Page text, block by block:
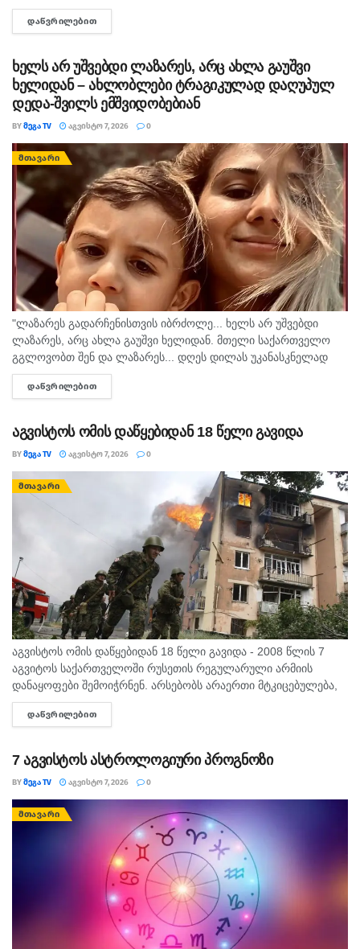
პირობებში მომხდარ მკვლელობებს, გატაცებებსა და სხვა
სახის ძალადობა, - ამ განცხადებით აშშ-ს საელჩო
ᲓᲐᲬᲕᲠᲘᲚᲔᲑᲘᲗ
ხელს არ უშვებდი ლაზარეს, არც ახლა გაუშვი
ხელიდან – ახლობლები ტრაგიკულად დაღუპულ
დედა-შვილს ემშვიდობებიან
BYᲛᲔᲒᲐ TV ᲐᲒᲕᲘᲡᲢᲝ 7, 2026 0
ᲛᲗᲐᲕᲐᲠᲘ
"ლაზარეს გადარჩენისთვის იბრძოლე... ხელს არ უშვებდი
ლაზარეს, არც ახლა გაუშვი ხელიდან. მთელი საქართველო
გგლოვობთ შენ და ლაზარეს... დღეს დილას უკანასკნელად
მომესალმე, თურმე. ისღა დაგვრჩა ნუგეშად, შენი თავი
გვაპოვნინო..." - 6...
ᲓᲐᲬᲕᲠᲘᲚᲔᲑᲘᲗ
აგვისტოს ომის დაწყებიდან 18 წელი გავიდა
BYᲛᲔᲒᲐ TV ᲐᲒᲕᲘᲡᲢᲝ 7, 2026 0
ᲛᲗᲐᲕᲐᲠᲘ
აგვისტოს ომის დაწყებიდან 18 წელი გავიდა - 2008 წლის 7
აგვიტოს საქართველოში რუსეთის რეგულარული არმიის
დანაყოფები შემოიჭრნენ. არსებობს არაერთი მტკიცებულება,
რომლითაც დადასტურდა, რომ რუსეთის ჯარმა საქართველოს
სახელმწიფო საზღვარი სწორედ 7...
ᲓᲐᲬᲕᲠᲘᲚᲔᲑᲘᲗ
7 აგვისტოს ასტროლოგიური პროგნოზი
BYᲛᲔᲒᲐ TV ᲐᲒᲕᲘᲡᲢᲝ 7, 2026 0
ᲛᲗᲐᲕᲐᲠᲘ